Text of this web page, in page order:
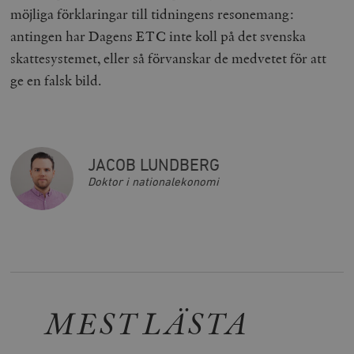
möjliga förklaringar till tidningens resonemang:
antingen har Dagens ETC inte koll på det svenska
skattesystemet, eller så förvanskar de medvetet för att
ge en falsk bild.
JACOB LUNDBERG
Doktor i nationalekonomi
MEST LÄSTA
timbro.se
_hjFirstSeen
wp_woocommerce_session_[abcdef0123456789]
{32}